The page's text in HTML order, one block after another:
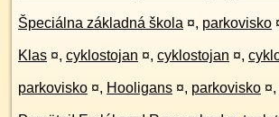
Špeciálna základná škola ¤, parkovisko
Klas ¤, cyklostojan ¤, cyklostojan ¤,
parkovisko ¤, Hooligans ¤, parkovisko ¤,